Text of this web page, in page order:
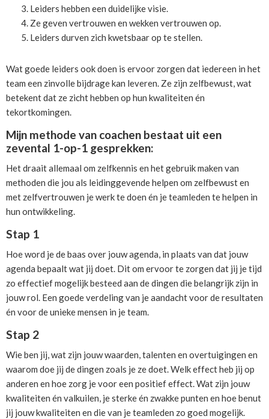
Leiders hebben een duidelijke visie.
Ze geven vertrouwen en wekken vertrouwen op.
Leiders durven zich kwetsbaar op te stellen.
Wat goede leiders ook doen is ervoor zorgen dat iedereen in het
team een zinvolle bijdrage kan leveren. Ze zijn zelfbewust, wat
betekent dat ze zicht hebben op hun kwaliteiten én
tekortkomingen.
Mijn methode van coachen bestaat uit een
zevental 1-op-1 gesprekken:
Het draait allemaal om zelfkennis en het gebruik maken van
methoden die jou als leidinggevende helpen om zelfbewust en
met zelfvertrouwen je werk te doen én je teamleden te helpen in
hun ontwikkeling.
Stap 1
Hoe word je de baas over jouw agenda, in plaats van dat jouw
agenda bepaalt wat jij doet. Dit om ervoor te zorgen dat jij je tijd
zo effectief mogelijk besteed aan de dingen die belangrijk zijn in
jouw rol. Een goede verdeling van je aandacht voor de resultaten
én voor de unieke mensen in je team.
Stap 2
Wie ben jij, wat zijn jouw waarden, talenten en overtuigingen en
waarom doe jij de dingen zoals je ze doet. Welk effect heb jij op
anderen en hoe zorg je voor een positief effect. Wat zijn jouw
kwaliteiten én valkuilen, je sterke én zwakke punten en hoe benut
jij jouw kwaliteiten en die van je teamleden zo goed mogelijk.